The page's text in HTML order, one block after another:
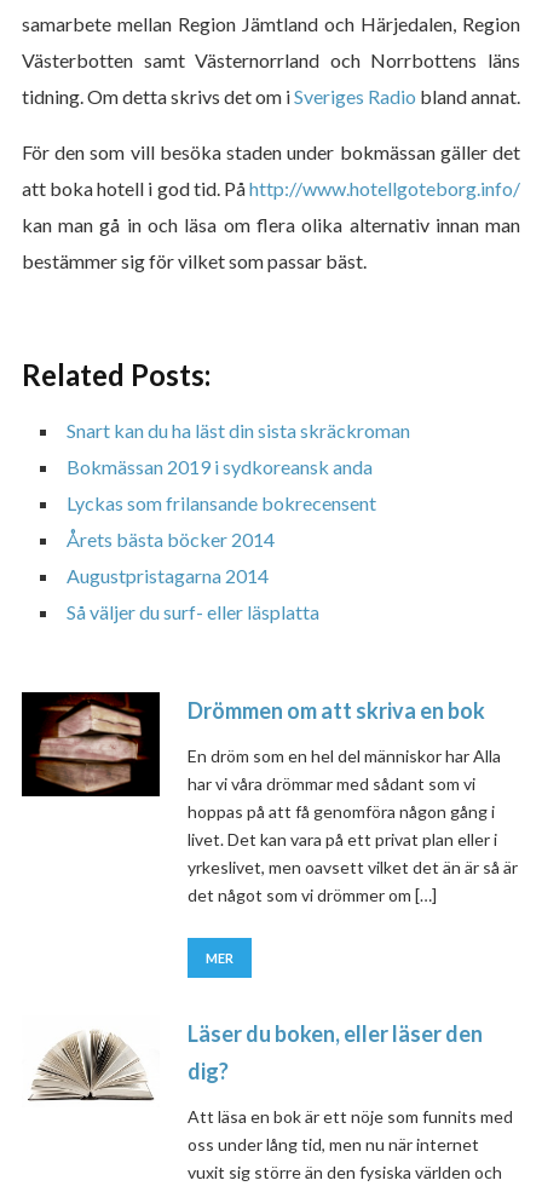
samarbete mellan Region Jämtland och Härjedalen, Region
Västerbotten samt Västernorrland och Norrbottens läns
tidning. Om detta skrivs det om iSveriges Radio bland annat.
För den som vill besöka staden under bokmässan gäller det
att boka hotell i god tid. Påhttp://www.hotellgoteborg.info/
kan man gå in och läsa om flera olika alternativ innan man
bestämmer sig för vilket som passar bäst.
Related Posts:
Snart kan du ha läst din sista skräckroman
Bokmässan 2019 i sydkoreansk anda
Lyckas som frilansande bokrecensent
Årets bästa böcker 2014
Augustpristagarna 2014
Så väljer du surf- eller läsplatta
Drömmen om att skriva en bok
En dröm som en hel del människor har Alla
har vi våra drömmar med sådant som vi
hoppas på att få genomföra någon gång i
livet. Det kan vara på ett privat plan eller i
yrkeslivet, men oavsett vilket det än är så är
det något som vi drömmer om […]
MER
Läser du boken, eller läser den
dig?
Att läsa en bok är ett nöje som funnits med
oss under lång tid, men nu när internet
vuxit sig större än den fysiska världen och